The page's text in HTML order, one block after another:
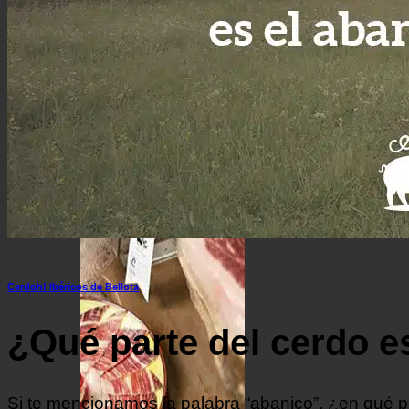
Lomo de bellota 100% ibérico
Cestas de Regalo
Surtido ibérico y jamón de la mejor calidad
Ofertas de Navidad
Cerdoh! Ibéricos de Bellota
¿Qué parte del cerdo
Si te mencionamos la palabra “abanico”, ¿en